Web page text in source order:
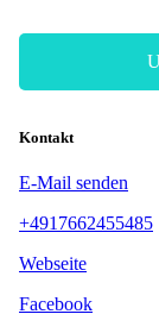
Kontakt
E-Mail senden
+4917662455485
Webseite
Facebook